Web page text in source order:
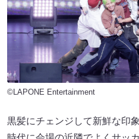
©LAPONE Entertainment
黒髪にチェンジして新鮮な印